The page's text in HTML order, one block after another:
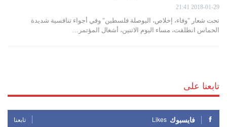
2018-01-29 21:41
تحت شعار "وفاء، إخلاص، البوصلة فلسطين" وفي أجواء تنافسية شديدة
الحماس انطلقت، مساء اليوم الاثنين، أشغال المؤتمر…
تابعنا على
فايسبوك Likes تابعنا